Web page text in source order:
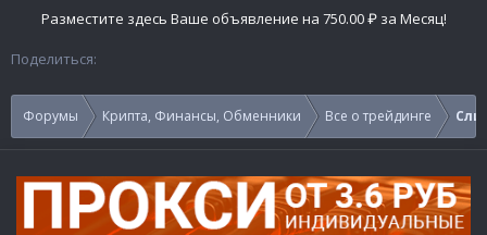
Разместите здесь Ваше объявление на 750.00 ₽ за Месяц!
Поделиться:
Форумы Крипта, Финансы, Обменники Все о трейдинге